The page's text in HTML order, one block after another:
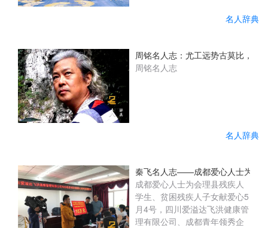
名人辞典
周铭名人志：尤工远势古莫比，
周铭名人志
名人辞典
秦飞名人志——成都爱心人士为会
成都爱心人士为会理县残疾人
学生、贫困残疾人子女献爱心5
月4号，四川爱溢达飞洪健康管
理有限公司、成都青年领秀企